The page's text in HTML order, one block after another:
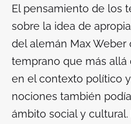
El pensamiento de los
sobre la idea de
del alemán Max
temprano que más
en el contexto político
nociones también
ámbito social y